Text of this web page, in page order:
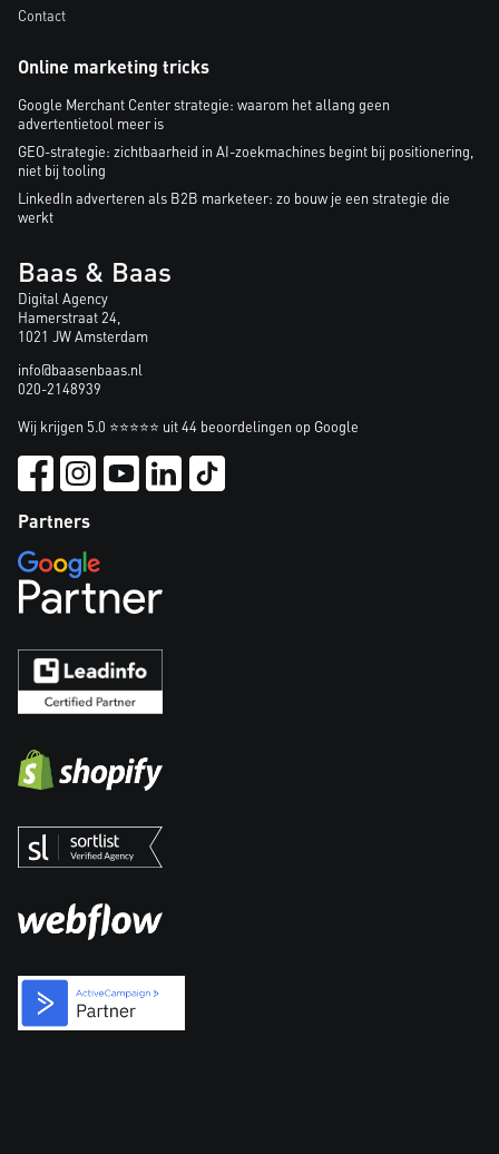
Contact
Online marketing tricks
Google Merchant Center strategie: waarom het allang geen
advertentietool meer is
GEO-strategie: zichtbaarheid in AI-zoekmachines begint bij positionering,
niet bij tooling
LinkedIn adverteren als B2B marketeer: zo bouw je een strategie die
werkt
Baas & Baas
Digital Agency
Hamerstraat 24,
1021 JW Amsterdam
info@baasenbaas.nl
020-2148939
Wij krijgen 5.0 ⭐⭐⭐⭐⭐ uit 44 beoordelingen op Google
Partners